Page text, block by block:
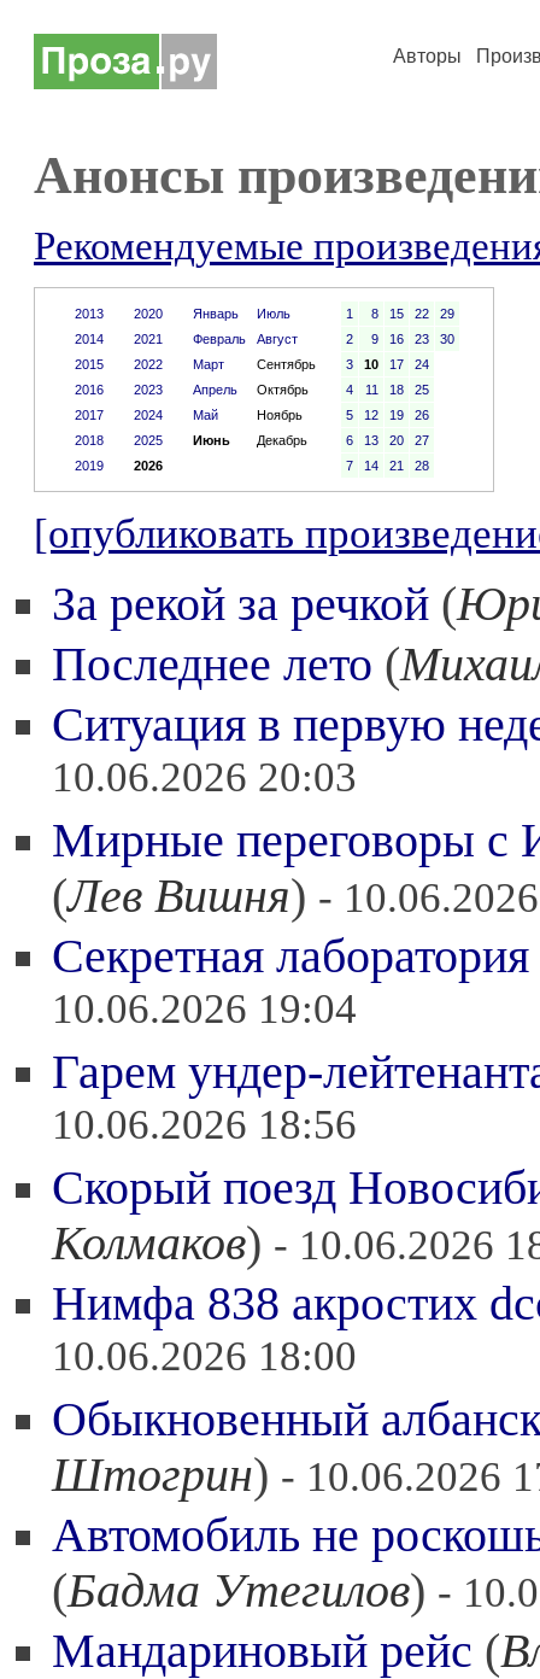
Авторы
Анонсы
Рекомендуемые
2013
2014
2015
2016
2017
2018
2019
2020
2021
2022
2023
2024
2025
2026
Январь
Июль
Февраль
Август
Март
Сентябрь
Апрель
Октябрь
Май
Ноябрь
Июнь
Декабрь
1 8 15 22
29
2
9 16 23
30
3
10 17
24
4
11 18
25
5
12 19
26
6
13 20
27
7
14 21 28
[опубликовать
За рекой за речкой (
Последнее лето (
Ситуация в первую
10.06.2026 20:03
Мирные переговоры с
(Лев Вишня) -
Секретная лаборатория
10.06.2026 19:04
Гарем ундер-
10.06.2026 18:56
Скорый поезд
Колмаков) - 10.06.2026
Нимфа 838 акростих
10.06.2026 18:00
Обыкновенный
Штогрин) - 10.06.2026
Автомобиль не
(Бадма Утегилов) -
Мандариновый рейс (